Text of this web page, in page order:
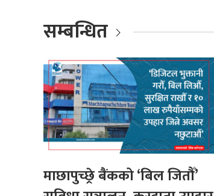
सम्बन्धित
माछापुच्छ्रे बैंकको ‘बिल जितौँ’